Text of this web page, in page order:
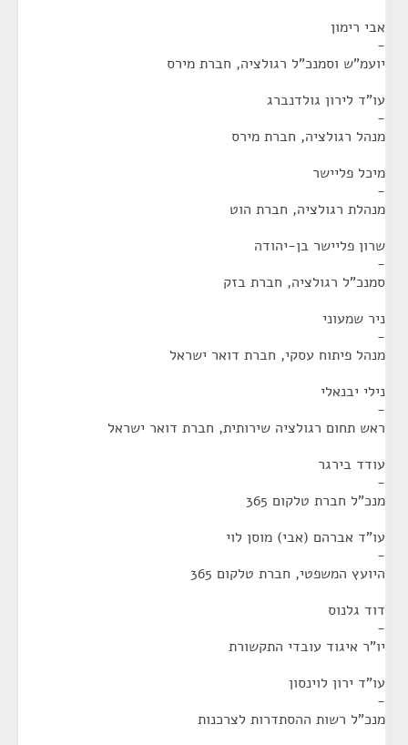
אבי רימון
-
יועמ"ש וסמנכ"ל רגולציה, חברת מירס
עו"ד לירון גולדנברג
-
מנהל רגולציה, חברת מירס
מיכל פליישר
-
מנהלת רגולציה, חברת הוט
שרון פליישר בן-יהודה
-
סמנכ"ל רגולציה, חברת בזק
ניר שמעוני
-
מנהל פיתוח עסקי, חברת דואר ישראל
נילי יבנאלי
-
ראש תחום רגולציה שירותית, חברת דואר ישראל
עודד בירגר
-
מנכ"ל חברת טלקום 365
עו"ד אברהם (אבי) מוסן לוי
-
היועץ המשפטי, חברת טלקום 365
דוד גלנוס
-
יו"ר איגוד עובדי התקשורת
עו"ד ירון לוינסון
-
מנכ"ל רשות ההסתדרות לצרכנות